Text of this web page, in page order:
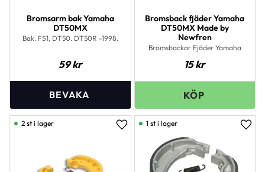
Bromsarm bak Yamaha
DT50MX
Bak. FS1, DT50. DT50R -1998.
59kr
Bromsback fjäder Yamaha
DT50MX Made by
Newfren
Bromsbackar Fjäder Yamaha
15kr
Lägg till i favoriter
2 st i lager 1 st i lager